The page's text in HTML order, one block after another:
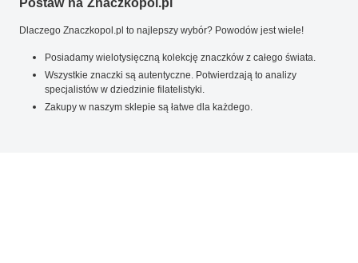
Dlaczego Znaczkopol.pl to najlepszy wybór? Powodów jest wiele!
Posiadamy wielotysięczną kolekcję znaczków z całego świata.
Wszystkie znaczki są autentyczne. Potwierdzają to analizy
specjalistów w dziedzinie filatelistyki.
Zakupy w naszym sklepie są łatwe dla każdego.